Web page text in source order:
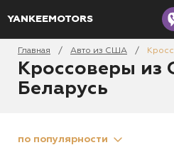
YANKEEMOTORS
Главная / Авто из США /
Кроссоверы из
Беларусь
по популярности